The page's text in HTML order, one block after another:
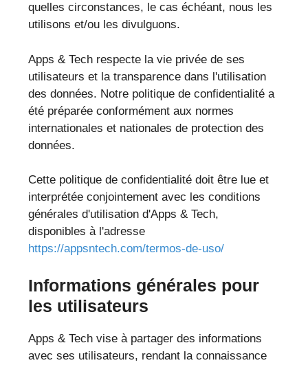
quelles circonstances, le cas échéant, nous les
utilisons et/ou les divulguons.
Apps & Tech respecte la vie privée de ses
utilisateurs et la transparence dans l'utilisation
des données. Notre politique de confidentialité a
été préparée conformément aux normes
internationales et nationales de protection des
données.
Cette politique de confidentialité doit être lue et
interprétée conjointement avec les conditions
générales d'utilisation d'Apps & Tech,
disponibles à l'adresse
https://appsntech.com/termos-de-uso/
Informations générales pour
les utilisateurs
Apps & Tech vise à partager des informations
avec ses utilisateurs, rendant la connaissance